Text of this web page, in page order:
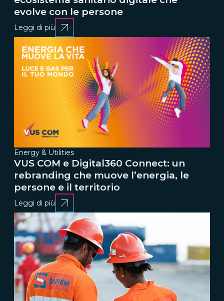
evolve con le persone
Leggi di più
Energy & Utilities
VUS COM e Digital360 Connect: un
rebranding che muove l’energia, le
persone e il territorio
Leggi di più